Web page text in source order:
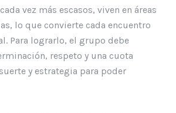
vez más escasos, viven en áreas
lo que convierte cada encuentro
Para lograrlo, el grupo debe
respeto y una cuota
y estrategia para poder